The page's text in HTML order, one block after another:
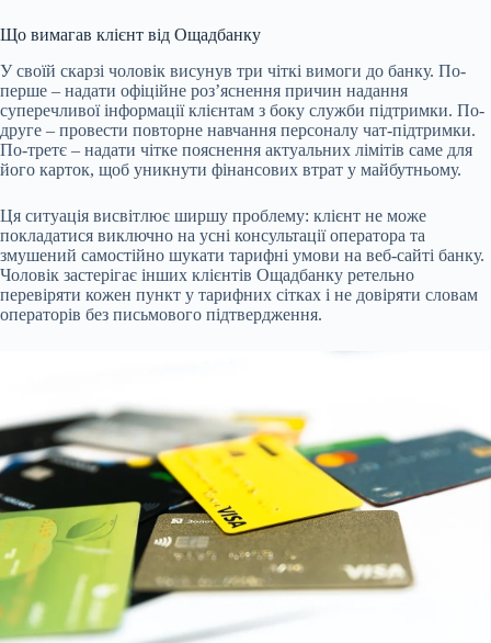
Що вимагав клієнт від Ощадбанку
У своїй скарзі чоловік висунув три чіткі вимоги до банку. По-
перше – надати офіційне роз’яснення причин надання
суперечливої інформації клієнтам з боку служби підтримки. По-
друге – провести повторне навчання персоналу чат-підтримки.
По-третє – надати чітке пояснення актуальних лімітів саме для
його карток, щоб уникнути фінансових втрат у майбутньому.
Ця ситуація висвітлює ширшу проблему: клієнт не може
покладатися виключно на усні консультації оператора та
змушений самостійно шукати тарифні умови на веб-сайті банку.
Чоловік застерігає інших клієнтів Ощадбанку ретельно
перевіряти кожен пункт у тарифних сітках і не довіряти словам
операторів без письмового підтвердження.